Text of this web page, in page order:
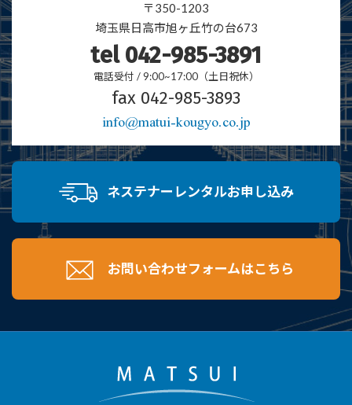
〒350-1203
埼玉県日高市旭ヶ丘竹の台673
tel 042-985-3891
電話受付 / 9:00~17:00（土日祝休）
fax 042-985-3893
info@matui-kougyo.co.jp
ネステナーレンタルお申し込み
お問い合わせフォームはこちら